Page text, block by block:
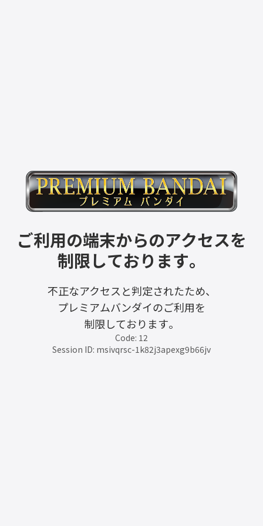
ご利用の端末からのアクセスを
制限しております。
不正なアクセスと判定されたため、
プレミアムバンダイのご利用を
制限しております。
Code: 12
Session ID: msivqrsc-1k82j3apexg9b66jv